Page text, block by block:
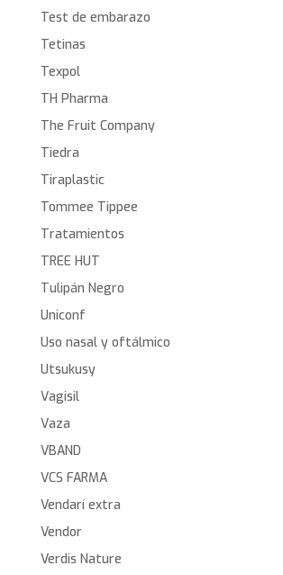
Test de embarazo
Tetinas
Texpol
TH Pharma
The Fruit Company
Tiedra
Tiraplastic
Tommee Tippee
Tratamientos
TREE HUT
Tulipán Negro
Uniconf
Uso nasal y oftálmico
Utsukusy
Vagisil
Vaza
VBAND
VCS FARMA
Vendarí extra
Vendor
Verdis Nature